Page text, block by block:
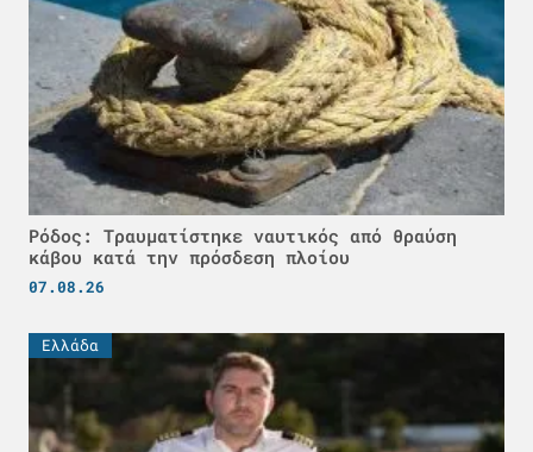
Ρόδος: Τραυματίστηκε ναυτικός από θραύση
κάβου κατά την πρόσδεση πλοίου
07.08.26
Ελλάδα